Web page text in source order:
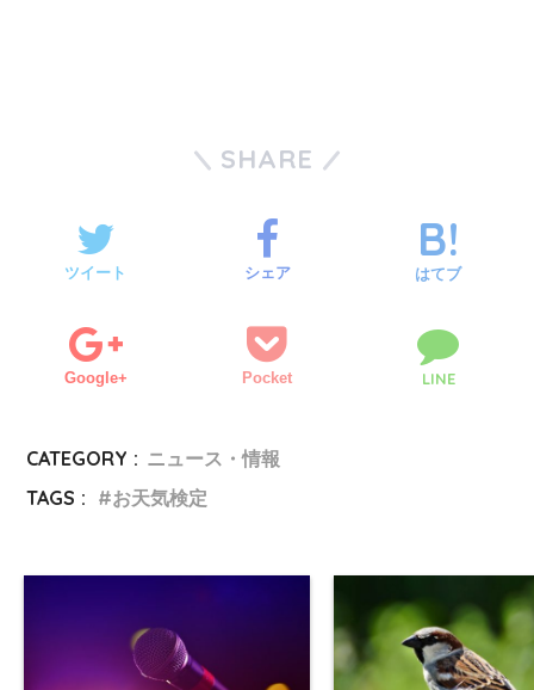
SHARE
ツイート シェア はてブ
Google+ Pocket LINE
CATEGORY : ニュース・情報
TAGS :
お天気検定